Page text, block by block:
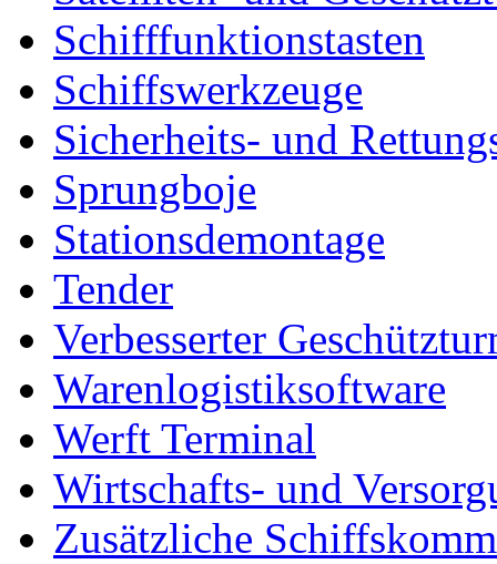
Schifffunktionstasten
Schiffswerkzeuge
Sicherheits- und
Sprungboje
Stationsdemontage
Tender
Verbesserter
Warenlogistiksoftware
Werft Terminal
Wirtschafts- und
Zusätzliche